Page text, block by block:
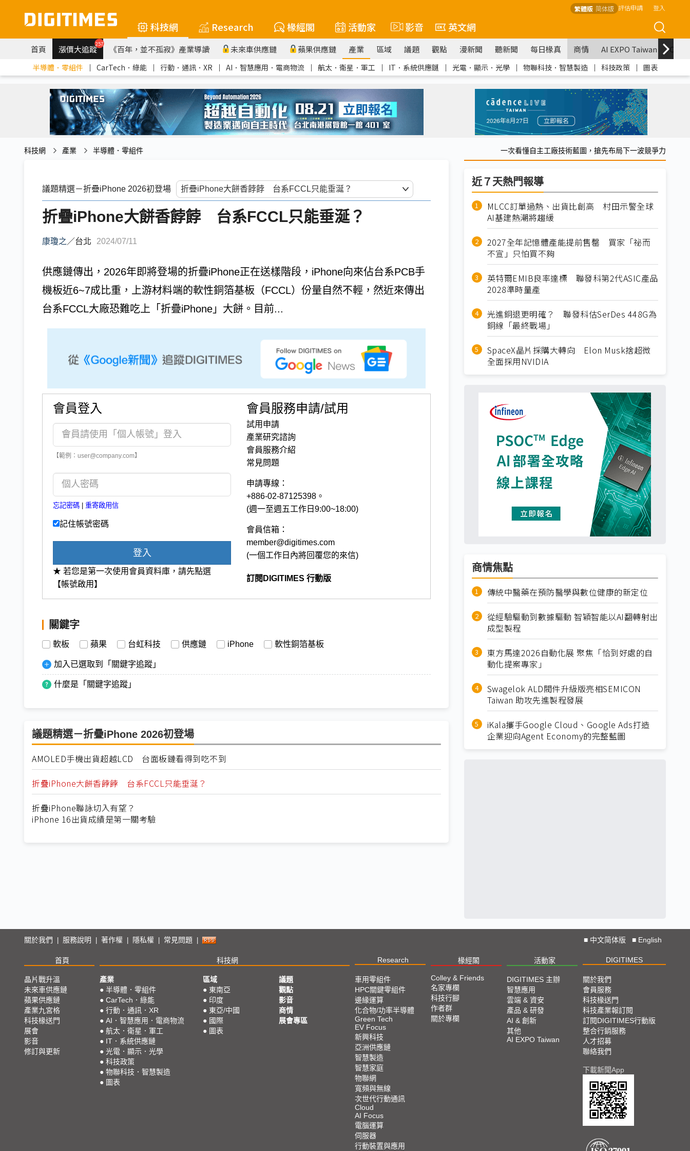
繁體版 简体版 評估申請 登入
科技網 Research 椽經閣 活動家 影音 英文網
首頁 漲價大追蹤257 《百年，並不孤寂》產業導讀 未來車供應鏈 蘋果供應鏈 產業 區域 議題 觀點 漫新聞 聽新聞 每日椽真 商情 AI EXPO Taiwan
半導體．零組件 ｜ CarTech．綠能 ｜ 行動．通訊．XR ｜ AI．智慧應用．電商物流 ｜ 航太．衛星．軍工 ｜ IT．系統供應鏈 ｜ 光電．顯示．光學 ｜ 物聯科技．智慧製造 ｜ 科技政策 ｜ 圖表
科技網 產業 半導體．零組件 一次看懂自主工廠技術藍圖，搶先布局下一波競爭力
議題精選－折疊iPhone 2026初登場
折疊iPhone大餅香餑餑 台系FCCL只能垂涎？
康瓊之 ／台北 2024/07/11
供應鏈傳出，2026年即將登場的折疊iPhone正在送樣階段，iPhone向來佔台系PCB手
機板近6~7成比重，上游材料端的軟性銅箔基板（FCCL）份量自然不輕，然近來傳出
台系FCCL大廠恐難吃上「折疊iPhone」大餅。目前...
會員登入
【範例：user@company.com】
忘記密碼 重寄啟用信
記住帳號密碼
登入
★ 若您是第一次使用會員資料庫，請先點選
【帳號啟用】
會員服務申請/試用
試用申請
產業研究諮詢
會員服務介紹
常見問題
申請專線：
+886-02-87125398。
(週一至週五工作日9:00~18:00)
會員信箱：
member@digitimes.com
(一個工作日內將回覆您的來信)
訂閱DIGITIMES 行動版
關鍵字
軟板 蘋果 台虹科技 供應鏈 iPhone 軟性銅箔基板
加入已選取到「關鍵字追蹤」
什麼是「關鍵字追蹤」
議題精選－折疊iPhone 2026初登場
AMOLED手機出貨超越LCD 台面板鏈看得到吃不到
折疊iPhone大餅香餑餑 台系FCCL只能垂涎？
折疊iPhone聯詠切入有望？
iPhone 16出貨成績是第一關考驗
近７天熱門報導
MLCC訂單過熱、出貨比創高 村田示警全球
AI基建熱潮將趨緩
2027全年記憶體產能提前售罄 買家「祕而
不宣」只怕買不夠
英特爾EMIB良率達標 聯發科第2代ASIC產品
2028準時量產
光進銅退更明確？ 聯發科估SerDes 448G為
銅線「最終戰場」
SpaceX晶片採購大轉向 Elon Musk捨超微
全面採用NVIDIA
商情焦點
傳統中醫藥在預防醫學與數位健康的新定位
從經驗驅動到數據驅動 智穎智能以AI翻轉射出
成型製程
東方馬達2026自動化展 聚焦「恰到好處的自
動化提案專家」
Swagelok ALD閥件升級版亮相SEMICON
Taiwan 助攻先進製程發展
iKala攜手Google Cloud、Google Ads打造
企業迎向Agent Economy的完整藍圖
關於我們 服務說明 著作權 隱私權 常見問題 ■ 中文简体版 ■ English
首頁 科技網 Research 椽經閣 活動家 DIGITIMES
晶片戰升溫
未來車供應鏈
蘋果供應鏈
產業九宮格
科技椽送門
展會
影音
修訂與更新
產業
● 半導體．零組件
● CarTech．綠能
● 行動．通訊．XR
● AI．智慧應用．電商物流
● 航太．衛星．軍工
● IT．系統供應鏈
● 光電．顯示．光學
● 科技政策
● 物聯科技．智慧製造
● 圖表
區域
● 東南亞
● 印度
● 東亞/中國
● 國際
● 圖表
議題
觀點
影音
商情
展會專區
車用零組件
HPC關鍵零組件
邊緣運算
化合物/功率半導體
Green Tech
EV Focus
新興科技
亞洲供應鏈
智慧製造
智慧家庭
物聯網
寬頻與無線
次世代行動通訊
Cloud
AI Focus
電腦運算
伺服器
行動裝置與應用
Colley & Friends
名家專欄
科技行腳
作者群
關於專欄
DIGITIMES 主辦
智慧應用
雲端 & 資安
產品 & 研發
AI & 創新
其他
AI EXPO Taiwan
關於我們
會員服務
科技椽送門
科技產業報訂閱
訂閱DIGITIMES行動版
整合行銷服務
人才招募
聯絡我們
下載新聞App